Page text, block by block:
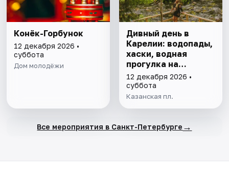
Конёк-Горбунок
12 декабря 2026 •
суббота
Дом молодёжи
Дивный день в
Карелии: водопады,
хаски, водная
прогулка на
драккаре к
форелевой ферме
12 декабря 2026 •
суббота
Казанская пл.
Все мероприятия в Санкт-Петербурге →